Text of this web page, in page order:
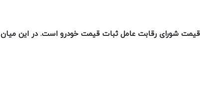
قیمت شورای رقابت عامل ثبات قیمت خودرو است. در این میان